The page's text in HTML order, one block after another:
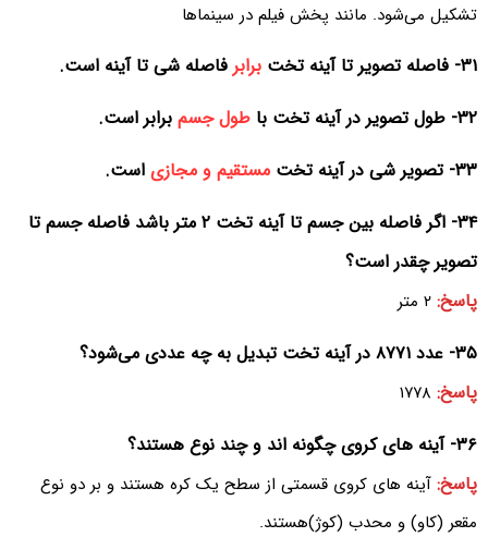
تشکیل می‌شود. مانند پخش فیلم در سینماها
۳۱- فاصله تصویر تا آینه تخت برابر فاصله شی تا آینه است.
۳۲- طول تصویر در آینه تخت با
طول جسم برابر است.
۳۳- تصویر شی در آینه تخت
مستقیم و مجازی است.
۳۴- اگر فاصله بین جسم تا آینه تخت ۲ متر باشد فاصله جسم تا
تصویر چقدر است؟
پاسخ: ۲ متر
۳۵- عدد ۸۷۷۱ در آینه تخت تبدیل به چه عددی می‌شود؟
پاسخ: ۱۷۷۸
۳۶- آینه های کروی چگونه اند و چند نوع هستند؟‌
پاسخ: آینه های کروی قسمتی از سطح یک کره هستند و بر دو نوع
مقعر (کاو) و محدب (کوژ)هستند.